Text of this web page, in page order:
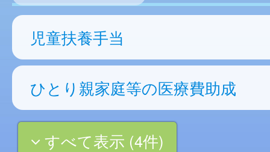
児童扶養手当
ひとり親家庭等の医療費助成
すべて表示 (4件)